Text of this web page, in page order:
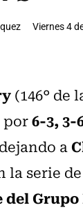
Viernes 4
(146° de
por6-3, 3-
a
la serie de
del